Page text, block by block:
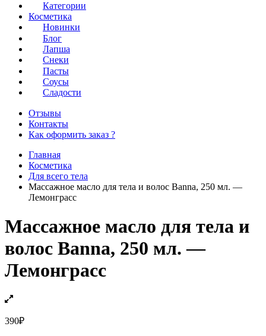
Категории
Косметика
Новинки
Блог
Лапша
Снеки
Пасты
Соусы
Сладости
Отзывы
Контакты
Как оформить заказ ?
Главная
Косметика
Для всего тела
Массажное масло для тела и волос Banna, 250 мл. —
Лемонграсс
Массажное масло для тела и
волос Banna, 250 мл. —
Лемонграсс
390₽